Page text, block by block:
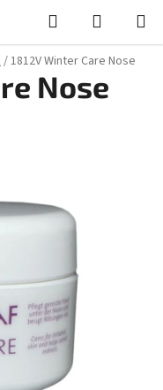
Hledat
KOŠÍK
/1812V Winter Care Nose
Nose